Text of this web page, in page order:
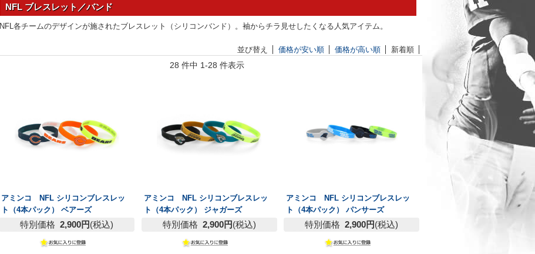
NFL ブレスレット／バンド
NFL各チームのデザインが施されたブレスレット（シリコンバンド）。袖からチラ見せしたくなる人気アイテム。
並び替え 価格が安い順 価格が高い順 新着順
28 件中 1-28 件表示
アミンコ NFL シリコンブレスレッ
ト（4本パック） ベアーズ
特別価格 2,900円(税込)
アミンコ NFL シリコンブレスレッ
ト（4本パック） ジャガーズ
特別価格 2,900円(税込)
アミンコ NFL シリコンブレスレッ
ト（4本パック） パンサーズ
特別価格 2,900円(税込)